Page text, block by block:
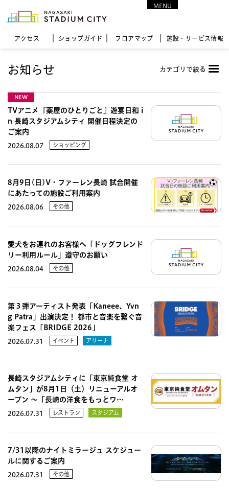
アクセス ショップガイド フロア マップ 施設・サービス情報
MENU
お知らせ カテゴリで絞る
NEW
TVアニメ『薬屋のひとりごと』遊宴日和 i
n 長崎スタジアムシティ 開催日程決定の
ご案内
2026.08.07 ショッピング
8月9日(日)V・ファーレン長崎 試合開催
にあたっての施設ご利用案内
2026.08.06 その他
愛犬をお連れのお客様へ「ドッグフレンド
リー利用ルール」遵守のお願い
2026.08.04 その他
第３弾アーティスト発表「Kaneee、Yvn
g Patra」出演決定！ 都市と音楽を繋ぐ音
楽フェス「BRIDGE 2026」
2026.07.31 イベント アリーナ
長崎スタジアムシティに「東京純食堂 オ
ムタン」が8月1日（土）リニューアルオ
ープン 〜「長崎の洋食をもっとワ…
2026.07.31 レストラン スタジアム
7/31以降のナイトミラージュ スケジュー
ルに関するご案内
2026.07.31 その他